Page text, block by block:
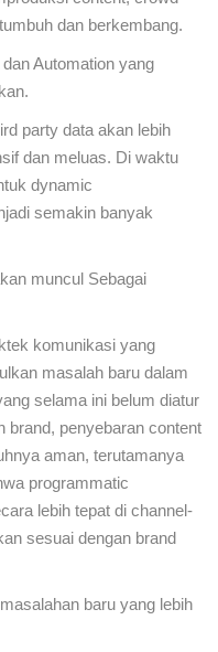
dan berkembang.
Automation yang
party data akan lebih
dan meluas. Di waktu
dynamic
semakin banyak
muncul Sebagai
komunikasi yang
masalah baru dalam
selama ini belum diatur
brand, penyebaran content
aman, terutamanya
programmatic
lebih tepat di channel-
sesuai dengan brand
baru yang lebih